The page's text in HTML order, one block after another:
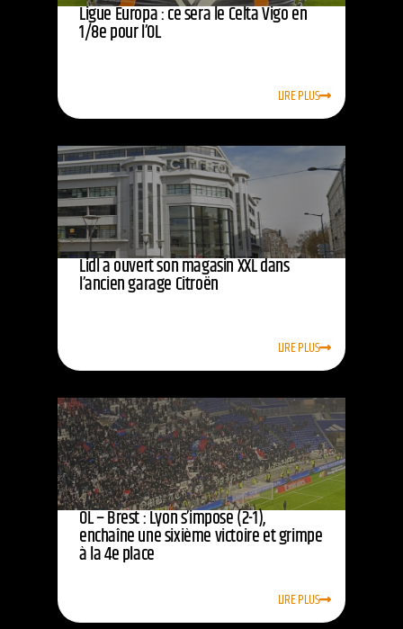
Ligue Europa : ce sera le Celta Vigo en
1/8e pour l’OL
LIRE PLUS
Lidl a ouvert son magasin XXL dans
l’ancien garage Citroën
LIRE PLUS
OL – Brest : Lyon s’impose (2-1),
enchaîne une sixième victoire et grimpe
à la 4e place
LIRE PLUS